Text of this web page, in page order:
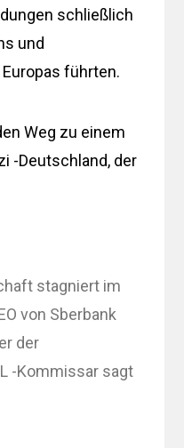
schließlich
und
führten.
Weg zu einem
-Deutschland, der
stagniert im
von Sberbank
der
-Kommissar sagt